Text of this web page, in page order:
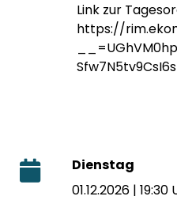
Link zur
https://
Sfw7N5tv9CsI6s
Dienstag
01.12.2026 | 19:30